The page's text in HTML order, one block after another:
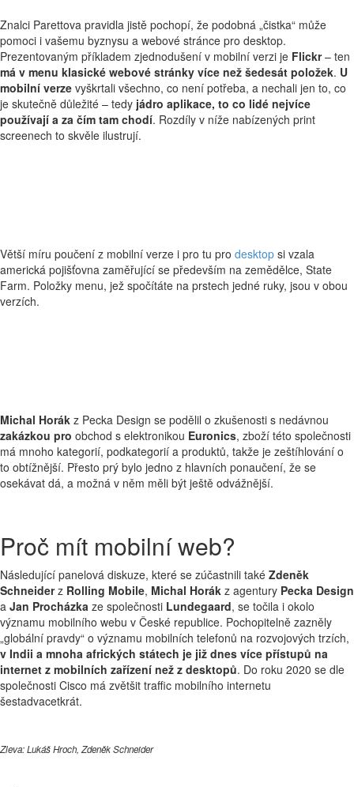
Znalci Parettova pravidla jistě pochopí, že podobná „čistka“ může
pomoci i vašemu byznysu a webové stránce pro desktop.
Prezentovaným příkladem zjednodušení v mobilní verzi je Flickr– ten
má v menu klasické webové stránky více než šedesát položek. U
mobilní verze vyškrtali všechno, co není potřeba, a nechali jen to, co
je skutečně důležité – tedy jádro aplikace, to co lidé nejvíce
používají a za čím tam chodí. Rozdíly v níže nabízených print
screenech to skvěle ilustrují.
Větší míru poučení z mobilní verze i pro tu pro desktop si vzala
americká pojišťovna zaměřující se především na zemědělce, State
Farm. Položky menu, jež spočítáte na prstech jedné ruky, jsou v obou
verzích.
Michal Horák z Pecka Design se podělil o zkušenosti s nedávnou
zakázkou pro obchod s elektronikou Euronics, zboží této společnosti
má mnoho kategorií, podkategorií a produktů, takže je zeštíhlování o
to obtížnější. Přesto prý bylo jedno z hlavních ponaučení, že se
osekávat dá, a možná v něm měli být ještě odvážnější.
Proč mít mobilní web?
Následující panelová diskuze, které se zúčastnili také Zdeněk
Schneiderz Rolling Mobile, Michal Horák z agentury Pecka Design
a Jan Procházka ze společnosti Lundegaard, se točila i okolo
významu mobilního webu v České republice. Pochopitelně zazněly
„globální pravdy“ o významu mobilních telefonů na rozvojových trzích,
v Indii a mnoha afrických státech je již dnes více přístupů na
internet z mobilních zařízení než z desktopů. Do roku 2020 se dle
společnosti Cisco má zvětšit traffic mobilního internetu
šestadvacetkrát.
Zleva: Lukáš Hroch, Zdeněk Schneider